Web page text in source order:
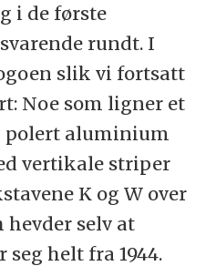
i de første
rundt. I
slik vi fortsatt
Noe som ligner et
polert aluminium
vertikale striper
K og W over
hevder selv at
helt fra 1944.